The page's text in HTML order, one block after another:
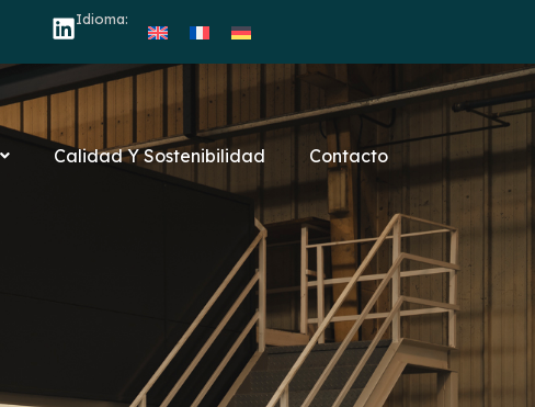
Idioma:
Calidad Y Sostenibilidad Contacto